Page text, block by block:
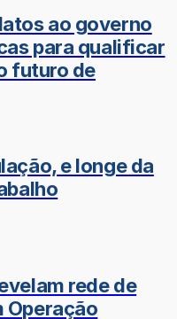
ao governo
para qualificar
futuro de
e longe da
rede de
Operação